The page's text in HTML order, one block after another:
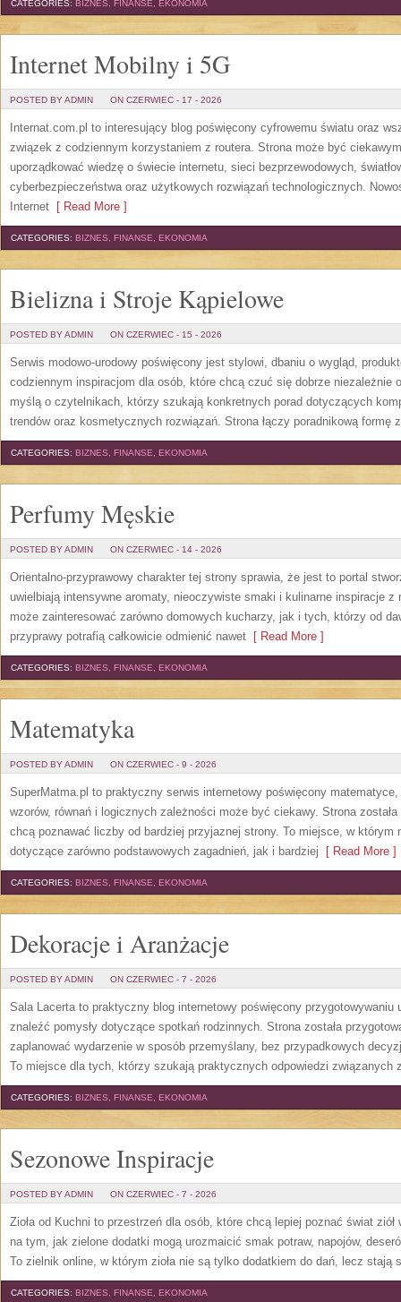
CATEGORIES: BIZNES, FINANSE, EKONOMIA
Internet Mobilny i 5G
POSTED BY ADMIN ON CZERWIEC - 17 - 2026
Internat.com.pl to interesujący blog poświęcony cyfrowemu światu oraz
związek z codziennym korzystaniem z routera. Strona może być
uporządkować wiedzę o świecie internetu, sieci bezprzewodowych,
cyberbezpieczeństwa oraz użytkowych rozwiązań technologicznych.
Internet [ Read More ]
CATEGORIES: BIZNES, FINANSE, EKONOMIA
Bielizna i Stroje Kąpielowe
POSTED BY ADMIN ON CZERWIEC - 15 - 2026
Serwis modowo-urodowy poświęcony jest stylowi, dbaniu o wygląd,
codziennym inspiracjom dla osób, które chcą czuć się dobrze niezależnie
myślą o czytelnikach, którzy szukają konkretnych porad dotyczących
trendów oraz kosmetycznych rozwiązań. Strona łączy poradnikową formę z
CATEGORIES: BIZNES, FINANSE, EKONOMIA
Perfumy Męskie
POSTED BY ADMIN ON CZERWIEC - 14 - 2026
Orientalno-przyprawowy charakter tej strony sprawia, że jest to portal
uwielbiają intensywne aromaty, nieoczywiste smaki i kulinarne inspiracje
może zainteresować zarówno domowych kucharzy, jak i tych, którzy od
przyprawy potrafią całkowicie odmienić nawet [ Read More ]
CATEGORIES: BIZNES, FINANSE, EKONOMIA
Matematyka
POSTED BY ADMIN ON CZERWIEC - 9 - 2026
SuperMatma.pl to praktyczny serwis internetowy poświęcony
wzorów, równań i logicznych zależności może być ciekawy. Strona
chcą poznawać liczby od bardziej przyjaznej strony. To miejsce, w którym
dotyczące zarówno podstawowych zagadnień, jak i bardziej [ Read More ]
CATEGORIES: BIZNES, FINANSE, EKONOMIA
Dekoracje i Aranżacje
POSTED BY ADMIN ON CZERWIEC - 7 - 2026
Sala Lacerta to praktyczny blog internetowy poświęcony
znaleźć pomysły dotyczące spotkań rodzinnych. Strona została
zaplanować wydarzenie w sposób przemyślany, bez przypadkowych
To miejsce dla tych, którzy szukają praktycznych odpowiedzi związanych
CATEGORIES: BIZNES, FINANSE, EKONOMIA
Sezonowe Inspiracje
POSTED BY ADMIN ON CZERWIEC - 7 - 2026
Zioła od Kuchni to przestrzeń dla osób, które chcą lepiej poznać świat
na tym, jak zielone dodatki mogą urozmaicić smak potraw, napojów,
To zielnik online, w którym zioła nie są tylko dodatkiem do dań, lecz stają
CATEGORIES: BIZNES, FINANSE, EKONOMIA